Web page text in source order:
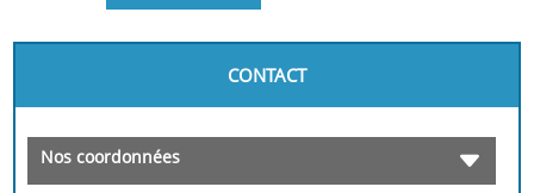
CONTACT
Nos coordonnées